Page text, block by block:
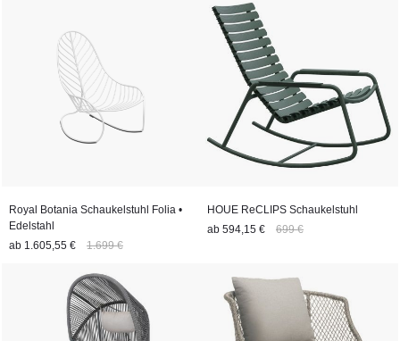
Royal Botania Schaukelstuhl Folia •
Edelstahl
ab 1.605,55 € 1.699 €
HOUE ReCLIPS Schaukelstuhl
ab 594,15 € 699 €